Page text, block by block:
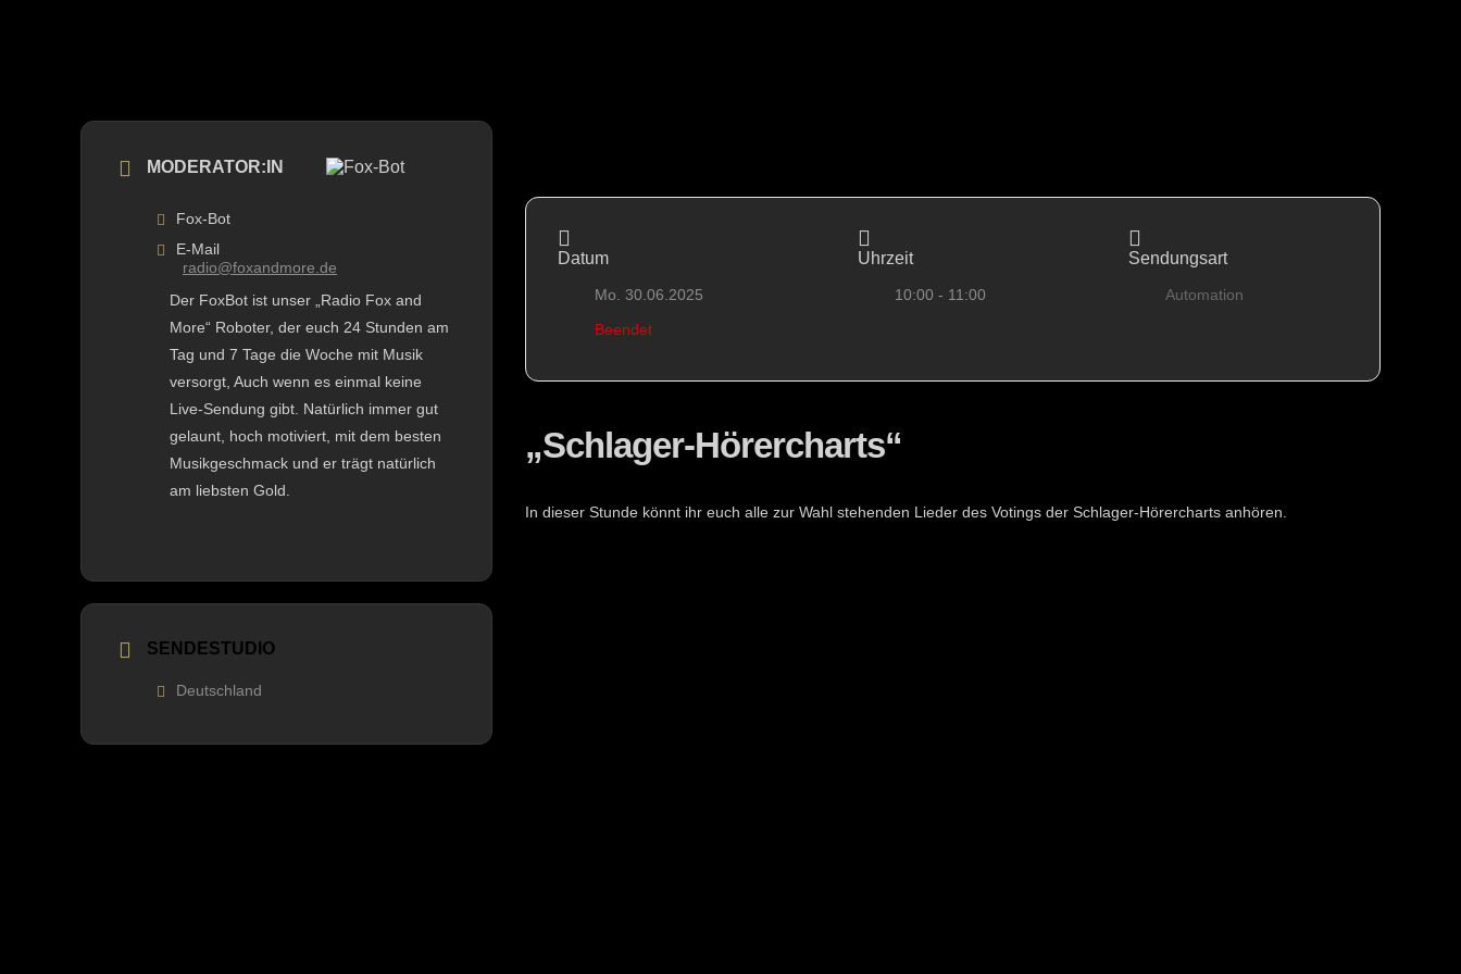
MODERATOR:IN
Fox-Bot
E-Mail
radio@foxandmore.de
Der FoxBot ist unser „Radio Fox and
More“ Roboter, der euch 24 Stunden am
Tag und 7 Tage die Woche mit Musik
versorgt, Auch wenn es einmal keine
Live-Sendung gibt. Natürlich immer gut
gelaunt, hoch motiviert, mit dem besten
Musikgeschmack und er trägt natürlich
am liebsten Gold.
SENDESTUDIO
Deutschland
Datum
Mo. 30.06.2025
Beendet
Uhrzeit
10:00 - 11:00
Sendungsart
Automation
„Schlager-Hörercharts“
In dieser Stunde könnt ihr euch alle zur Wahl stehenden Lieder des Votings der Schlager-Hörercharts anhören.